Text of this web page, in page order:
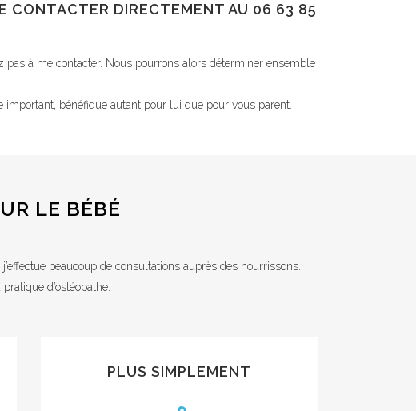
CONTACTER DIRECTEMENT AU 06 63 85
pas à me contacter. Nous pourrons alors déterminer ensemble
important, bénéfique autant pour lui que pour vous parent.
LE BÉBÉ
beaucoup de consultations auprès des nourrissons.
d’ostéopathe.
PLUS SIMPLEMENT